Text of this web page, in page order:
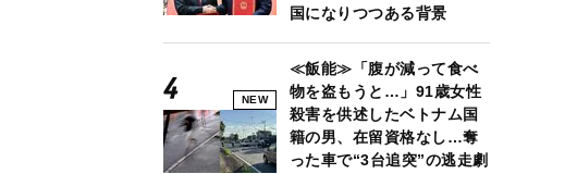
国になりつつある背景
NEW
≪飯能≫「腹が減って食べ
物を盗もうと…」91歳女性
殺害を供述したベトナム国
籍の男、在留資格なし…奪
った車で“3台追突”の逃走劇